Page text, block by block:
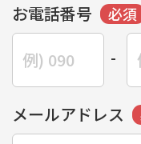
お電話番号
-
メールアドレス